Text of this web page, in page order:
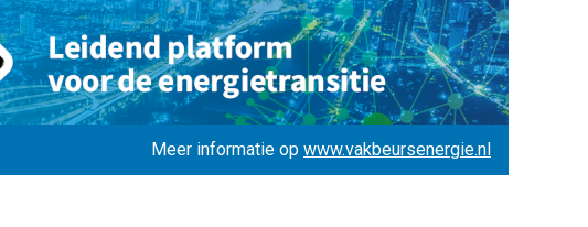
Meer informatie op www.vakbeursenergie.nl